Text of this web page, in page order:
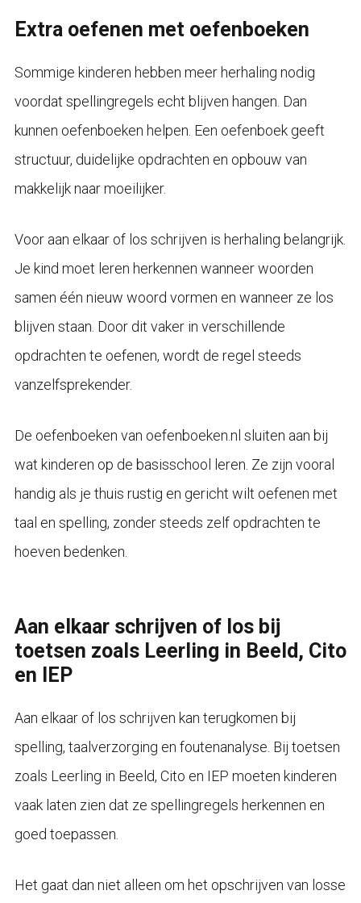
Extra oefenen met oefenboeken
Sommige kinderen hebben meer herhaling nodig
voordat spellingregels echt blijven hangen. Dan
kunnen oefenboeken helpen. Een oefenboek geeft
structuur, duidelijke opdrachten en opbouw van
makkelijk naar moeilijker.
Voor aan elkaar of los schrijven is herhaling belangrijk.
Je kind moet leren herkennen wanneer woorden
samen één nieuw woord vormen en wanneer ze los
blijven staan. Door dit vaker in verschillende
opdrachten te oefenen, wordt de regel steeds
vanzelfsprekender.
De oefenboeken van oefenboeken.nl sluiten aan bij
wat kinderen op de basisschool leren. Ze zijn vooral
handig als je thuis rustig en gericht wilt oefenen met
taal en spelling, zonder steeds zelf opdrachten te
hoeven bedenken.
Aan elkaar schrijven of los bij
toetsen zoals Leerling in Beeld, Cito
en IEP
Aan elkaar of los schrijven kan terugkomen bij
spelling, taalverzorging en foutenanalyse. Bij toetsen
zoals Leerling in Beeld, Cito en IEP moeten kinderen
vaak laten zien dat ze spellingregels herkennen en
goed toepassen.
Het gaat dan niet alleen om het opschrijven van losse